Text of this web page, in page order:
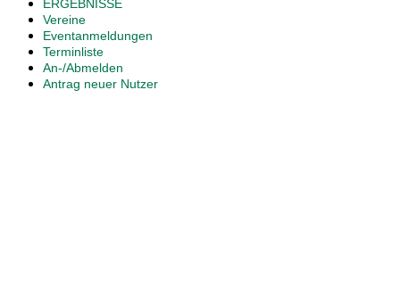
ERGEBNISSE
Vereine
Eventanmeldungen
Terminliste
An-/Abmelden
Antrag neuer Nutzer